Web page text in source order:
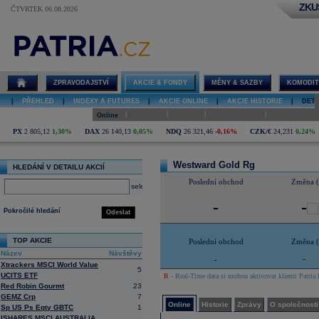
ČTVRTEK 06.08.2026
Westward
Gold Rg online
ZPRAVODAJSTVÍ AKCIE & FONDY MĚNY & SAZBY
PŘEHLED INDEXY A FUTURES AKCIE ONLINE AKCIE HISTORIE
Online
PX 2 805,12 1,30% DAX 26 140,13 0,05% NDQ 26 321,46 -0,16% CZK/€ 24,231 0,24%
HLEDÁNÍ V DETAILU AKCIÍ
select
Odeslat
Pokročilé hledání
TOP AKCIE
Název
Návštěvy
Xtrackers MSCI World Value
UCITS ETF
5
Red Robin Gourmt
23
GEMZ Crp
7
Sp US Ps Eqty GBTC
1
Westward Gold Rg
Poslední obchod Změna
- -
Poslední obchod Změna
- -
R - Real-Time data si mohou aktivovat klienti
Online Historie Zprávy O společnosti